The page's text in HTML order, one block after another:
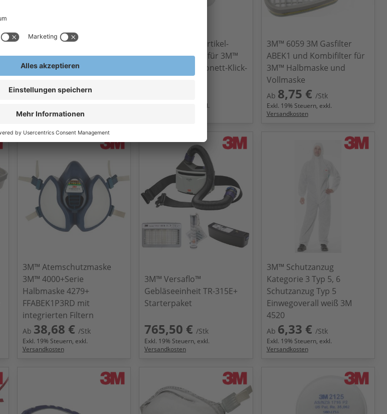
3M™ 5935 3M Partikel-
Einlegefilter P3R für 3M™
Gasfilter mit Bajonett-Klick-
Anschluss
Ab4,69 € /Stk
Versandkosten
3M™ 5925 3M Partikel-
Einlegefilter P2R für 3M™
Gasfilter mit Bajonett-Klick-
Anschluss
% Steuern, exkl.
3M™ 6059 3M Gasfilter
ABEK1 und Kombifilter für
3M™ Halbmaske und
Vollmaske
Ab 8,75 € /Stk
Exkl. 19% Steuern, exkl.
Versandkosten
3M™ Atemschutzmaske
3M™ 4000+Serie
Halbmaske 4279+
FFABEK1P3RD mit
integrierten Filtern
Ab 38,68 € /Stk
Exkl. 19% Steuern, exkl.
Versandkosten
3M™ Versaflo™
Gebläseeinheit TR-315E+
Starterpaket
765,50 € /Stk
Exkl. 19% Steuern, exkl.
Versandkosten
3M™ Schutzanzug
Kategorie 3 Typ 5, 6
Schutzanzug Typ 5
Einwegoverall weiß 3M
4520
Ab 6,33 € /Stk
Exkl. 19% Steuern, exkl.
Versandkosten